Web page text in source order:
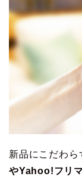
新品にこだわら
やYahoo!フリ